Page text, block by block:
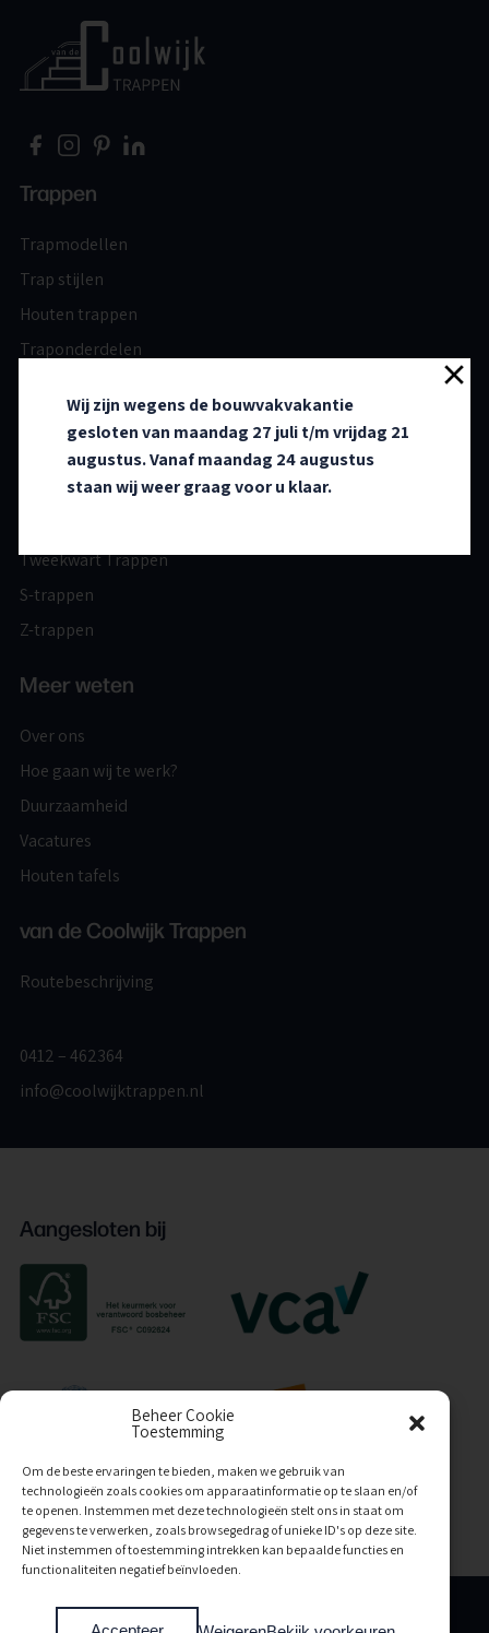
Beheer Cookie
Toestemming
Om de beste ervaringen te bieden, maken we gebruik van
technologieën zoals cookies om apparaatinformatie op te slaan en/of
te openen. Instemmen met deze technologieën stelt ons in staat om
gegevens te verwerken, zoals browsegedrag of unieke ID's op deze site.
Niet instemmen of toestemming intrekken kan bepaalde functies en
functionaliteiten negatief beïnvloeden.
Trappen
Trapmodellen
Trap stijlen
Houten trappen
Traponderdelen
Modellen
Rechte steektrappen
Tweekwart Trappen
S-trappen
Z-trappen
Meer weten
Over ons
Hoe gaan wij te werk?
Duurzaamheid
Vacatures
Houten tafels
van de Coolwijk Trappen
Routebeschrijving
0412 – 462364
info@coolwijktrappen.nl
Aangesloten bij
Wij zijn wegens de bouwvakvakantie
gesloten van maandag 27 juli t/m vrijdag 21
augustus. Vanaf maandag 24 augustus
staan wij weer graag voor u klaar.